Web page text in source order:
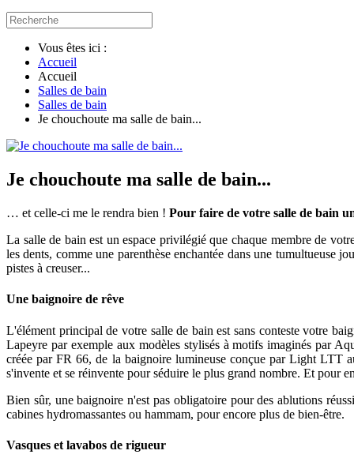
Vous êtes ici :
Accueil
Accueil
Salles de bain
Salles de bain
Je chouchoute ma salle de bain...
Je chouchoute ma salle de bain...
… et celle-ci me le rendra bien ! Pour faire de votre salle de bain
La salle de bain est un espace privilégié que chaque membre de
les dents, comme une parenthèse enchantée dans une tumultueuse
pistes à creuser...
Une baignoire de rêve
L'élément principal de votre salle de bain est sans conteste votre
Lapeyre par exemple aux modèles stylisés à motifs imaginés par
créée par FR 66, de la baignoire lumineuse conçue par Light LTT
s'invente et se réinvente pour séduire le plus grand nombre. Et pour
Bien sûr, une baignoire n'est pas obligatoire pour des ablutions
cabines hydromassantes ou hammam, pour encore plus de bien-être.
Vasques et lavabos de rigueur